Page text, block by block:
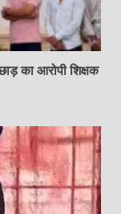
का आरोपी शिक्षक